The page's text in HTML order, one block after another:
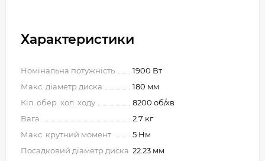
Характеристики
Номінальна потужність
1900 Вт
Макс. діаметр диска
180 мм
Кіл. обер. хол. ходу
8200 об/хв
Вага
2.7 кг
Макс. крутний момент
5 Нм
Посадковий діаметр диска 22.23 мм